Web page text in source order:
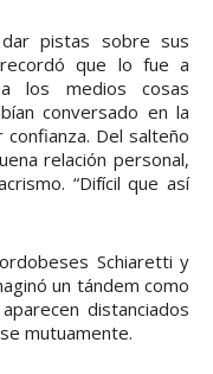
pistas sobre sus
que lo fue a
los medios cosas
conversado en la
Del salteño
relación personal,
“Difícil que así
Schiaretti y
un tándem como
distanciados
mutuamente.